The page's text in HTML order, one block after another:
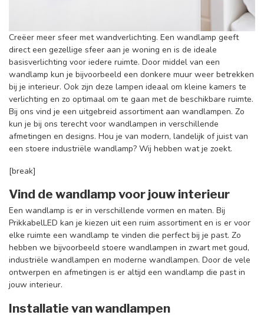
Creëer meer sfeer met wandverlichting. Een wandlamp geeft
direct een gezellige sfeer aan je woning en is de ideale
basisverlichting voor iedere ruimte. Door middel van een
wandlamp kun je bijvoorbeeld een donkere muur weer betrekken
bij je interieur. Ook zijn deze lampen ideaal om kleine kamers te
verlichting en zo optimaal om te gaan met de beschikbare ruimte.
Bij ons vind je een uitgebreid assortiment aan wandlampen. Zo
kun je bij ons terecht voor wandlampen in verschillende
afmetingen en designs. Hou je van modern, landelijk of juist van
een stoere industriële wandlamp? Wij hebben wat je zoekt.
[break]
Vind de wandlamp voor jouw interieur
Een wandlamp is er in verschillende vormen en maten. Bij
PrikkabelLED kan je kiezen uit een ruim assortiment en is er voor
elke ruimte een wandlamp te vinden die perfect bij je past. Zo
hebben we bijvoorbeeld stoere wandlampen in zwart met goud,
industriële wandlampen en moderne wandlampen. Door de vele
ontwerpen en afmetingen is er altijd een wandlamp die past in
jouw interieur.
Installatie van wandlampen